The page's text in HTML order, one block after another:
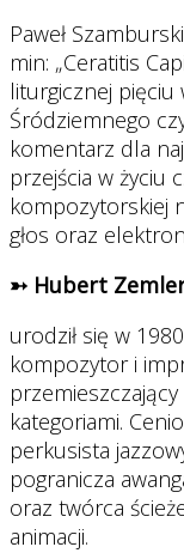
Paweł
min: „Ceratitis
liturgicznej
Śródziemnego
komentarz dla
przejścia w życiu
kompozytorskiej
głos oraz
➳ Hubert
urodził się w
kompozytor i
kategoriami.
perkusista
pogranicza
oraz twórca
animacji.